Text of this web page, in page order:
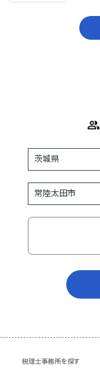
税理士事務所を探す